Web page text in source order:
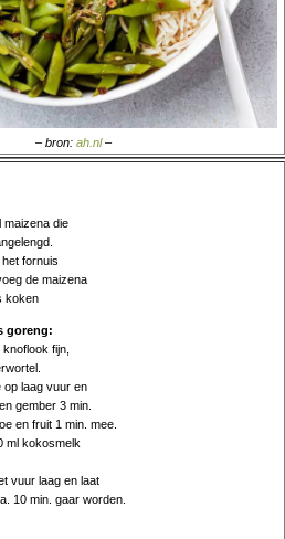
– bron: ah.nl–
maizena die
fornuis
de maizena
koken
goreng:
fijn,
op laag vuur en
gember 3 min.
en fruit 1 min. mee.
ml kokosmelk
vuur laag en laat
10 min. gaar worden.